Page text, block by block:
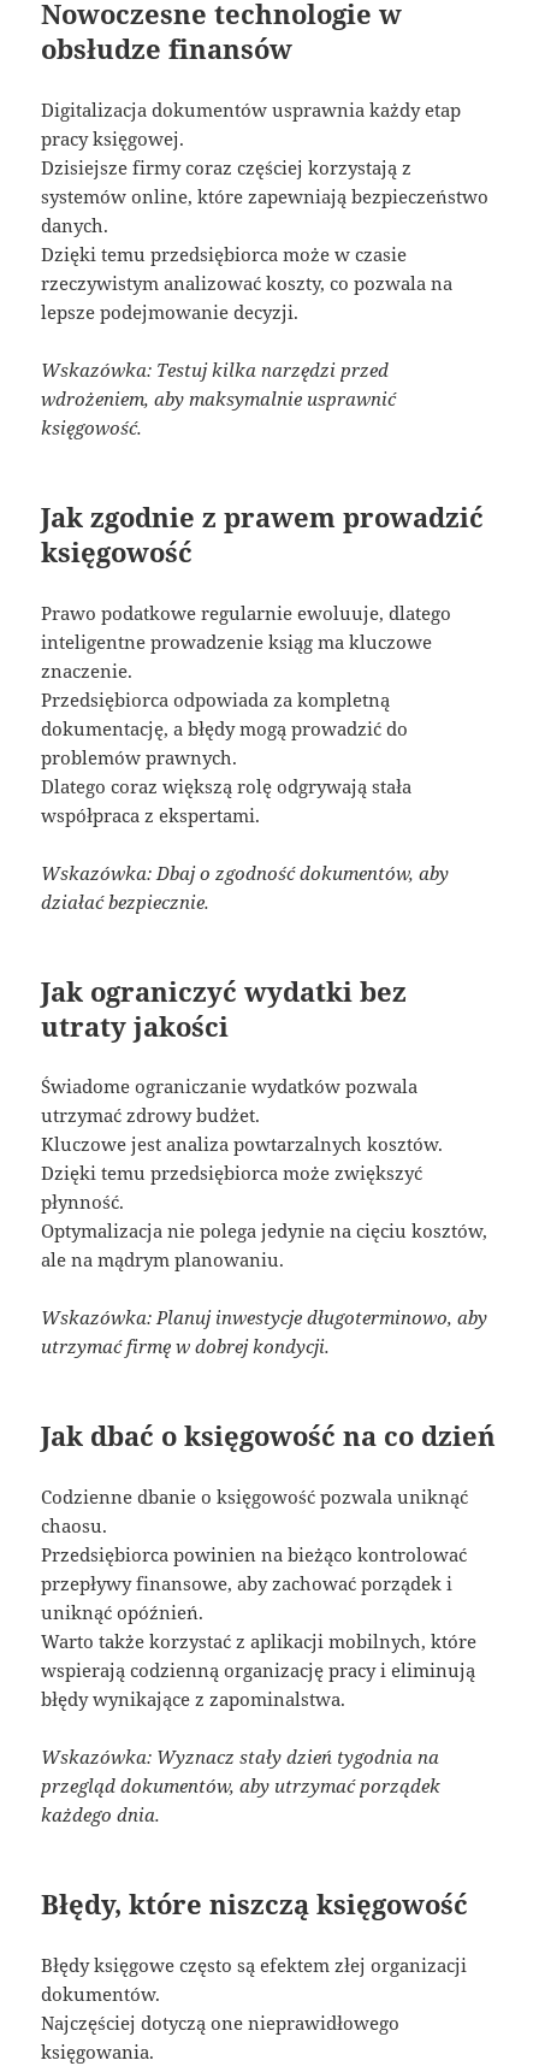
Nowoczesne technologie w
obsłudze finansów
Digitalizacja dokumentów usprawnia każdy etap
pracy księgowej.
Dzisiejsze firmy coraz częściej korzystają z
systemów online, które zapewniają bezpieczeństwo
danych.
Dzięki temu przedsiębiorca może w czasie
rzeczywistym analizować koszty, co pozwala na
lepsze podejmowanie decyzji.
Wskazówka: Testuj kilka narzędzi przed
wdrożeniem, aby maksymalnie usprawnić
księgowość.
Jak zgodnie z prawem prowadzić
księgowość
Prawo podatkowe regularnie ewoluuje, dlatego
inteligentne prowadzenie ksiąg ma kluczowe
znaczenie.
Przedsiębiorca odpowiada za kompletną
dokumentację, a błędy mogą prowadzić do
problemów prawnych.
Dlatego coraz większą rolę odgrywają stała
współpraca z ekspertami.
Wskazówka: Dbaj o zgodność dokumentów, aby
działać bezpiecznie.
Jak ograniczyć wydatki bez
utraty jakości
Świadome ograniczanie wydatków pozwala
utrzymać zdrowy budżet.
Kluczowe jest analiza powtarzalnych kosztów.
Dzięki temu przedsiębiorca może zwiększyć
płynność.
Optymalizacja nie polega jedynie na cięciu kosztów,
ale na mądrym planowaniu.
Wskazówka: Planuj inwestycje długoterminowo, aby
utrzymać firmę w dobrej kondycji.
Jak dbać o księgowość na co dzień
Codzienne dbanie o księgowość pozwala uniknąć
chaosu.
Przedsiębiorca powinien na bieżąco kontrolować
przepływy finansowe, aby zachować porządek i
uniknąć opóźnień.
Warto także korzystać z aplikacji mobilnych, które
wspierają codzienną organizację pracy i eliminują
błędy wynikające z zapominalstwa.
Wskazówka: Wyznacz stały dzień tygodnia na
przegląd dokumentów, aby utrzymać porządek
każdego dnia.
Błędy, które niszczą księgowość
Błędy księgowe często są efektem złej organizacji
dokumentów.
Najczęściej dotyczą one nieprawidłowego
księgowania.